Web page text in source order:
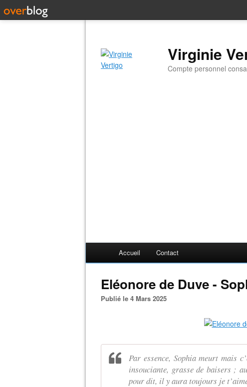
Virginie
Compte personnel
Accueil Contact
Eléonore de Duve -
Publié le 4 Mars 2025
Par essence, Sophia meurt mais
insouciante, grasse de baisers ;
pour dit, il y aura toujours je